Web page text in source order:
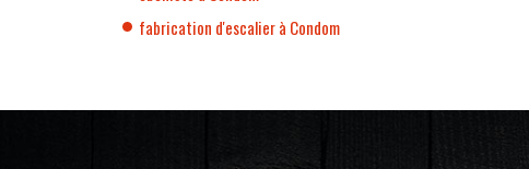
fabrication d'escalier à Condom